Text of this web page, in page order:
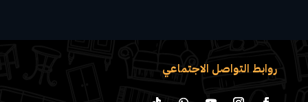
روابط التواصل الاجتماعي